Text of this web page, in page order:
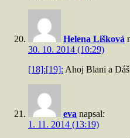
Helena Lišková
30. 10. 2014 (10:29)
[18]:[19]: Ahoj Blani a
eva napsal:
1. 11. 2014 (13:19)